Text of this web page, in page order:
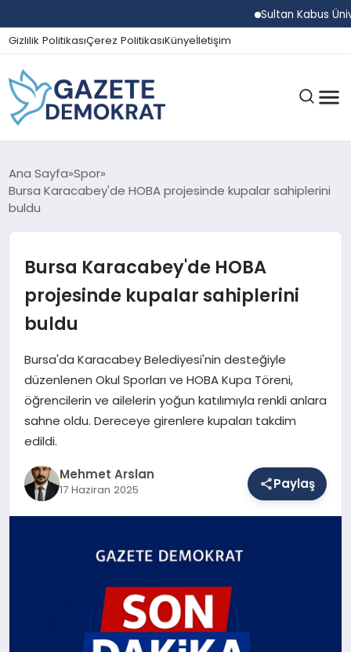
Sultan Kabus
Gizlilik PolitikasıÇerez PolitikasıKünyeİletişim
GÜNDEM
EKONOMI
SAĞLIK
EĞITIM
DÜNYA
Ana Sayfa Spor
Bursa Karacabey'de HOBA projesinde kupalar sahiplerini
buldu
Bursa Karacabey'de HOBA
projesinde kupalar sahiplerini
buldu
Bursa'da Karacabey Belediyesi'nin desteğiyle
düzenlenen Okul Sporları ve HOBA Kupa Töreni,
öğrencilerin ve ailelerin yoğun katılımıyla renkli anlara
sahne oldu. Dereceye girenlere kupaları takdim
edildi.
Mehmet Arslan
17 Haziran 2025 Paylaş